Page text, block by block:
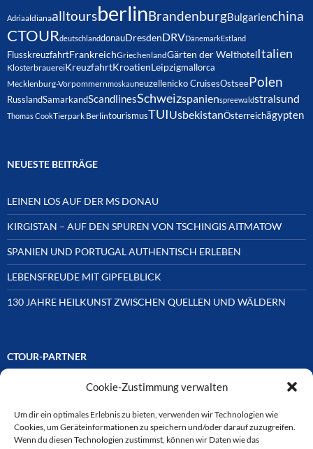
Cookie-Zustimmung verwalten
Um dir ein optimales Erlebnis zu bieten, verwenden wir Technologien wie
Cookies, um Geräteinformationen zu speichern und/oder darauf zuzugreifen.
Wenn du diesen Technologien zustimmst, können wir Daten wie das
AdriaaldianaalltoursberlinBrandenburgBulgarienchina
CTOURdeutschlanddonauDresdenDRVDänemarkEstland
FlusskreuzfahrtFrankreichGriechenlandGärten der Welthotel Italien
KlosterbrauereiKreuzfahrtKroatienLeipzigmallorca
Mecklenburg-Vorpommernmoskauneuzellenicko CruisesOstseePolen
RusslandSamarkandScandlinesSchweizspanienspreewaldstralsund
Thomas CookTierpark BerlintourismusTUIUsbekistanÖsterreichägypten
NEUESTE BEITRÄGE
LEINEN LOS AUF DER MS DONAU
KIRGISTAN – AUF DEN SPUREN VON TSCHINGIS AITMATOW
SPANIEN UND PORTUGAL AUTHENTISCH ERLEBEN
LEBENSFREUDE MIT GIPFELBLICK
130 JAHRE HEILKUNST ZWISCHEN QUELLEN UND WÄLDERN
CTOUR-PARTNER
Unsere Reisejournalisten-Vereinigung ist über Mitglieder und
ausgewählten Partnern der Medien- und Tourismusbranche
verbunden. Hier eine
Auswahl der Online-Plattformen: